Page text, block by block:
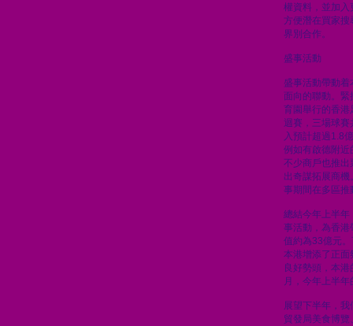
權資料，並加入
方便潛在買家
界別合作。
盛事活動
盛事活動帶動
面向的聯動。
育園舉行的香
迴賽，三場球
入預計超過1.8
例如有啟德附近
不少商戶也推出
出奇謀拓展商
事期間在多區推
總結今年上半
事活動，為香
值約為33億元
本港增添了正面
良好勢頭，本
月，今年上半
展望下半年，
貿發局美食博